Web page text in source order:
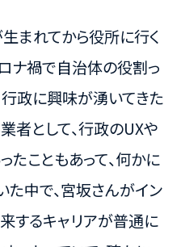
まれてから役所に行く
ナ禍で自治体の役割っ
政に興味が湧いてきた
者として、行政のUXや
こともあって、何かに
中で、宮坂さんがイン
するキャリアが普通に